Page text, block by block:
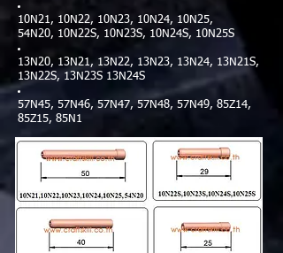
10N21, 10N22, 10N23, 10N24, 10N25,
54N20, 10N22S, 10N23S, 10N24S, 10N25S
13N20, 13N21, 13N22, 13N23, 13N24, 13N21S,
13N22S, 13N23S 13N24S
57N45, 57N46, 57N47, 57N48, 57N49, 85Z14,
85Z15, 85N1